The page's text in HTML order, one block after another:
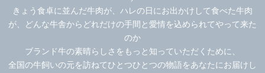
きょう食卓に並んだ牛肉が、ハレの日にお出かけして食べた牛肉
が、どんな牛舎からどれだけの手間と愛情を込められてやって来た
のか
ブランド牛の素晴らしさをもっと知っていただくために、
全国の牛飼いの元を訪ねてひとつひとつの物語をあなたにお届けし